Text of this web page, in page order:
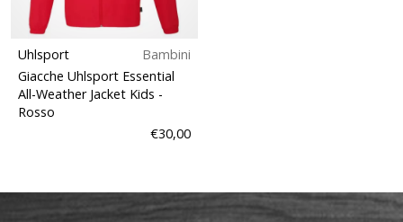
Uhlsport
Bambini
Giacche Uhlsport Essential
All-Weather Jacket Kids -
Rosso
€30,00